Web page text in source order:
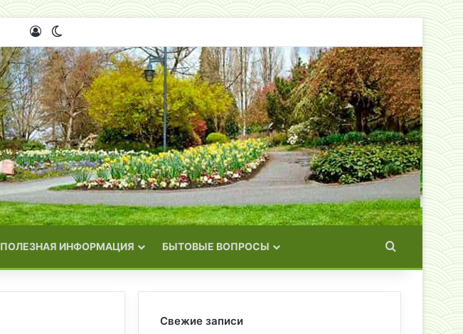
Войти
ПОЛЕЗНАЯ ИНФОРМАЦИЯ БЫТОВЫЕ ВОПРОСЫ Искать
Свежие записи